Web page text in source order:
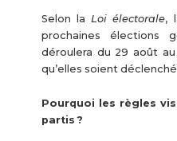
Selon laLoi électorale,
prochaines élections
déroulera du 29 août
qu’elles soient
Pourquoi les règles
partis ?